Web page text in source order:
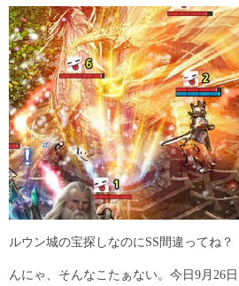
ルウン城の宝探しなのにSS間違ってね？
んにゃ、そんなこたぁない。今日9月26